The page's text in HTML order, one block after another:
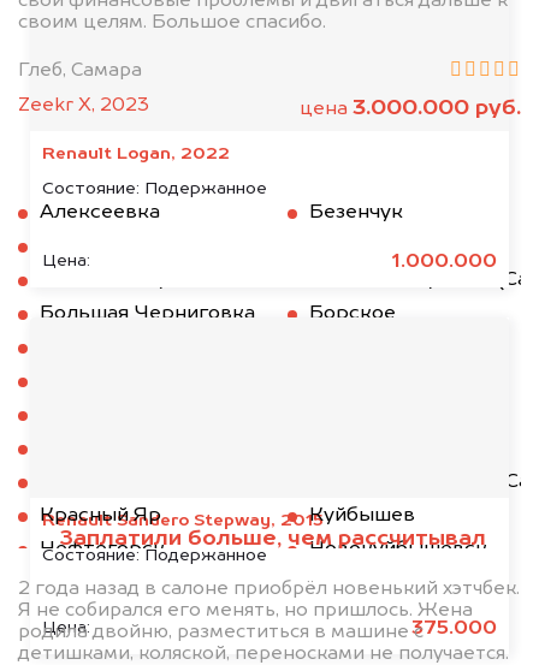
Renault Logan, 2022
Состояние: Подержанное
Цена: 1.000.000
Renault Sandero Stepway, 2015
Состояние: Подержанное
Цена: 375.000
своим целям. Большое спасибо.
Глеб, Самара
Zeekr X, 2023
цена 3.000.000 руб.
Заплатили больше, чем рассчитывал
2 года назад в салоне приобрёл новенький хэтчбек.
Я не собирался его менять, но пришлось. Жена
родила двойню, разместиться в машине с
детишками, коляской, переносками не получается.
Алексеевка
Безенчук
Большая Глущица
Большая Черниговка
Борское
Красноармейское
Красный Яр
Куйбышев
Нефтегорск
Новокуйбышевск
Октябрьск
Отрадный
Пестравка
Похвистнево
Приволжье
Самара